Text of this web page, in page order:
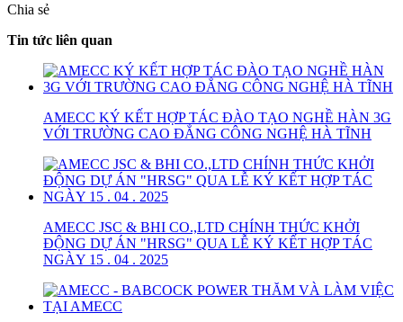
Chia sẻ
Tin tức liên quan
AMECC KÝ KẾT HỢP TÁC ĐÀO TẠO NGHỀ HÀN 3G
VỚI TRƯỜNG CAO ĐẲNG CÔNG NGHỆ HÀ TĨNH
AMECC JSC & BHI CO.,LTD CHÍNH THỨC KHỞI
ĐỘNG DỰ ÁN "HRSG" QUA LỄ KÝ KẾT HỢP TÁC
NGÀY 15 . 04 . 2025